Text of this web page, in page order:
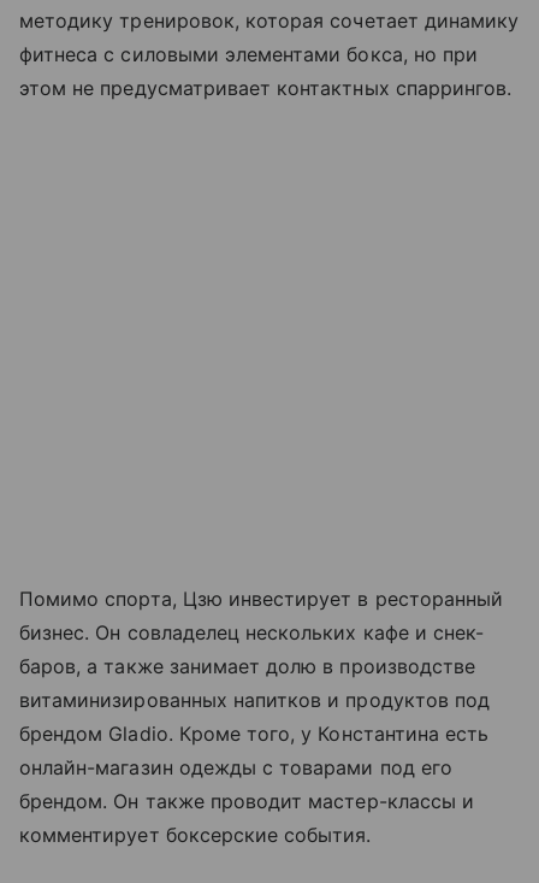
методику тренировок, которая сочетает динамику
фитнеса с силовыми элементами бокса, но при
этом не предусматривает контактных спаррингов.
Помимо спорта, Цзю инвестирует в ресторанный
бизнес. Он совладелец нескольких кафе и снек-
баров, а также занимает долю в производстве
витаминизированных напитков и продуктов под
брендом Gladio. Кроме того, у Константина есть
онлайн-магазин одежды с товарами под его
брендом. Он также проводит мастер-классы и
комментирует боксерские события.